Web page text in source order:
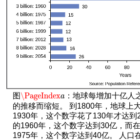
图 \PageIndexa
\PageIndexa ：地球每增加十亿人
的推移而缩短。 到1800年，地球上
1930年，这个数字花了130年才达到
的1960年，这个数字达到30亿，而
1975年，这个数字达到40亿。 人口